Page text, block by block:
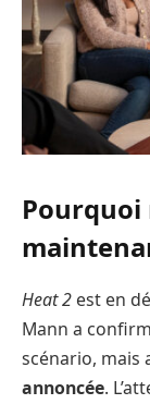
Pourquoi
Heat 2 est en
Mann a
scénario, mais
annoncée.